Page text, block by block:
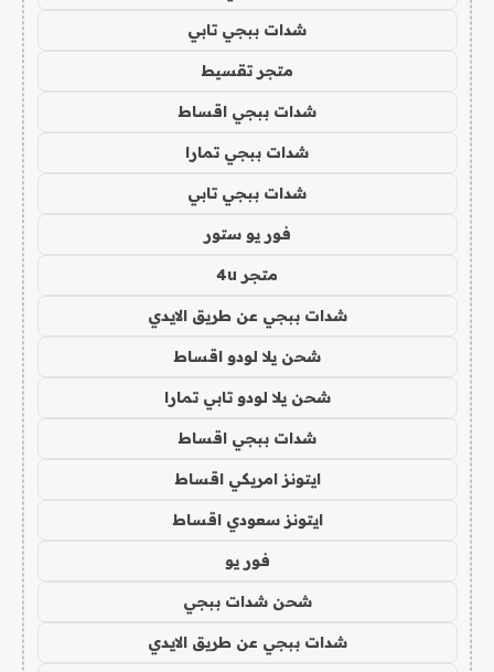
شدات ببجي تابي
متجر تقسيط
شدات ببجي اقساط
شدات ببجي تمارا
شدات ببجي تابي
فور يو ستور
متجر 4u
شدات ببجي عن طريق الايدي
شحن يلا لودو اقساط
شحن يلا لودو تابي تمارا
شدات ببجي اقساط
ايتونز امريكي اقساط
ايتونز سعودي اقساط
فور يو
شحن شدات ببجي
شدات ببجي عن طريق الايدي